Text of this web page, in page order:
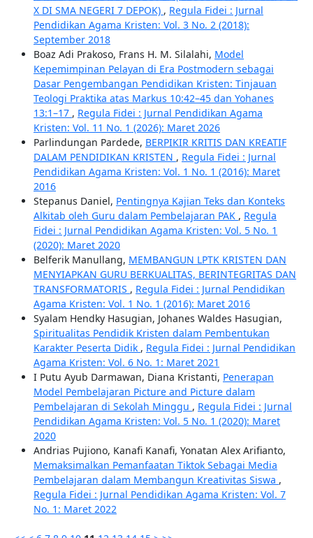
X DI SMA NEGERI 7 DEPOK) , Regula Fidei : Jurnal
Pendidikan Agama Kristen: Vol. 3 No. 2 (2018):
September 2018
Boaz Adi Prakoso, Frans H. M. Silalahi, Model
Kepemimpinan Pelayan di Era Postmodern sebagai
Dasar Pengembangan Pendidikan Kristen: Tinjauan
Teologi Praktika atas Markus 10:42–45 dan Yohanes
13:1–17 , Regula Fidei : Jurnal Pendidikan Agama
Kristen: Vol. 11 No. 1 (2026): Maret 2026
Parlindungan Pardede, BERPIKIR KRITIS DAN KREATIF
DALAM PENDIDIKAN KRISTEN , Regula Fidei : Jurnal
Pendidikan Agama Kristen: Vol. 1 No. 1 (2016): Maret
2016
Stepanus Daniel, Pentingnya Kajian Teks dan Konteks
Alkitab oleh Guru dalam Pembelajaran PAK , Regula
Fidei : Jurnal Pendidikan Agama Kristen: Vol. 5 No. 1
(2020): Maret 2020
Belferik Manullang, MEMBANGUN LPTK KRISTEN DAN
MENYIAPKAN GURU BERKUALITAS, BERINTEGRITAS DAN
TRANSFORMATORIS , Regula Fidei : Jurnal Pendidikan
Agama Kristen: Vol. 1 No. 1 (2016): Maret 2016
Syalam Hendky Hasugian, Johanes Waldes Hasugian,
Spiritualitas Pendidik Kristen dalam Pembentukan
Karakter Peserta Didik , Regula Fidei : Jurnal Pendidikan
Agama Kristen: Vol. 6 No. 1: Maret 2021
I Putu Ayub Darmawan, Diana Kristanti, Penerapan
Model Pembelajaran Picture and Picture dalam
Pembelajaran di Sekolah Minggu , Regula Fidei : Jurnal
Pendidikan Agama Kristen: Vol. 5 No. 1 (2020): Maret
2020
Andrias Pujiono, Kanafi Kanafi, Yonatan Alex Arifianto,
Memaksimalkan Pemanfaatan Tiktok Sebagai Media
Pembelajaran dalam Membangun Kreativitas Siswa ,
Regula Fidei : Jurnal Pendidikan Agama Kristen: Vol. 7
No. 1: Maret 2022